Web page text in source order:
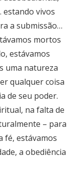
vivos
a submissão…
mortos
estávamos
uma natureza
qualquer coisa
de seu poder.
na falta de
– para
fé, estávamos
a obediência